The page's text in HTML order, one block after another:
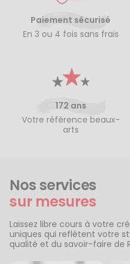
Paiement sécurisé
En 3 ou 4 fois sans frais
172 ans
Votre référence beaux-
arts
Nos services
sur mesures
Laissez libre cours à votre
uniques qui reflètent votre
qualité et du savoir-faire de